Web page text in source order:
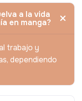
a la vida
en manga?
trabajo y
dependiendo